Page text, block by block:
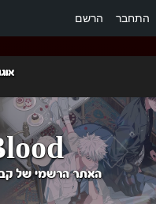
התחבר הרשם
content
האתר הרשמי של